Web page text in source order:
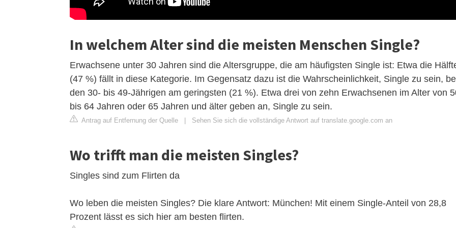
In welchem ​​Alter sind die meisten Menschen Single?
Erwachsene unter 30 Jahren sind die Altersgruppe, die am häufigsten Single ist: Etwa die
(47 %) fällt in diese Kategorie. Im Gegensatz dazu ist die Wahrscheinlichkeit, Single zu sein,
den 30- bis 49-Jährigen am geringsten (21 %). Etwa drei von zehn Erwachsenen im Alter von
bis 64 Jahren oder 65 Jahren und älter geben an, Single zu sein.
Antrag auf Entfernung der Quelle | Sehen Sie sich die vollständige Antwort auf translate.google.com an
Wo trifft man die meisten Singles?
Singles sind zum Flirten da
Wo leben die meisten Singles? Die klare Antwort: München! Mit einem Single-Anteil von 28,8
Prozent lässt es sich hier am besten flirten.